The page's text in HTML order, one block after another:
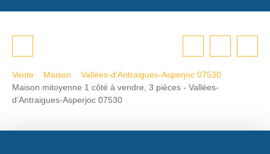
Vente Maison
Vallées-d’Antraigues-Asperjoc 07530
Maison mitoyenne 1 côté à vendre, 3 pièces - Vallées-
d’Antraigues-Asperjoc 07530